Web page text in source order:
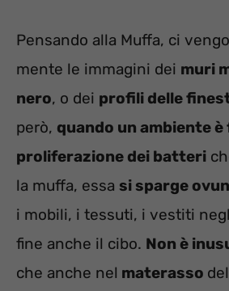
Pensando alla Muffa, ci
mente le immagini dei muri
nero, o dei profili delle
però, quando un ambiente
proliferazione dei batteri
la muffa, essa si sparge
i mobili, i tessuti, i vestiti
fine anche il cibo. Non è
che anche nel materasso